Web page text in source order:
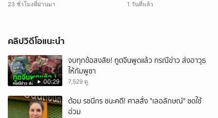
23 ชั่วโมงที่ผ่านมา 1 วันที่แล้ว
คลิปวิดีโอแนะนำ
00:29
จบทุกข้อสงสัย! ทูตจีนพูดแล้ว กรณีข่าว ส่งอาวุธ
ให้กัมพูชา
7,529 ดู
ต้อม รชนีกร ชนะคดี! ศาลสั่ง "เลอลักษณ์" ชดใช้
อ่วม